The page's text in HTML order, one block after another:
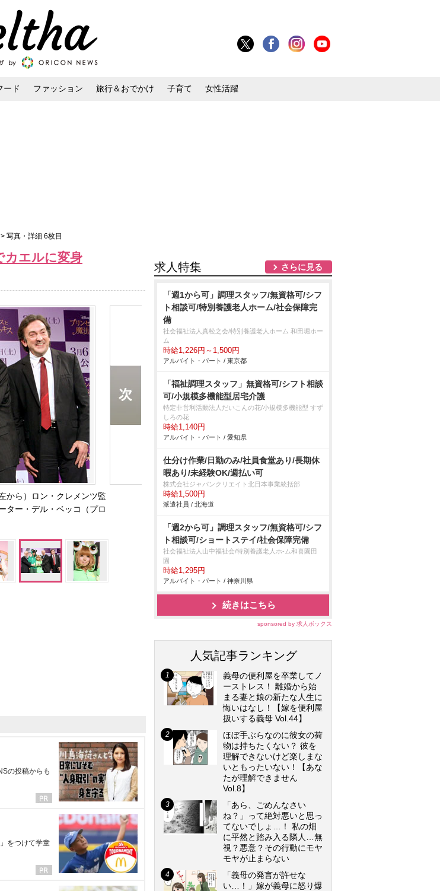
ード ファッション 旅行＆おでかけ 子育て 女性活躍
> 写真・詳細 6枚目
カエルに変身
から）ロン・クレメンツ監
ター・デル・ベッコ（プロ
の投稿からも
をつけて学童
求人特集 さらに見る
「週1から可」調理スタッフ/無資格可/シフ
ト相談可/特別養護老人ホーム/社会保障完
備
社会福祉法人真松之会/特別養護老人ホーム 和田堀ホー
ム
時給1,226円～1,500円
アルバイト・パート / 東京都
「福祉調理スタッフ」無資格可/シフト相談
可/小規模多機能型居宅介護
特定非営利活動法人だいこんの花/小規模多機能型 すず
しろの花
時給1,140円
アルバイト・パート / 愛知県
仕分け作業/日勤のみ/社員食堂あり/長期休
暇あり/未経験OK/週払い可
株式会社ジャパンクリエイト北日本事業統括部
時給1,500円
派遣社員 / 北海道
「週2から可」調理スタッフ/無資格可/シフ
ト相談可/ショートステイ/社会保障完備
社会福祉法人山中福祉会/特別養護老人ホ-ム和喜園田
園
時給1,295円
アルバイト・パート / 神奈川県
続きはこちら
sponsored by 求人ボックス
人気記事ランキング
義母の便利屋を卒業してノ
ーストレス！ 離婚から始
まる妻と娘の新たな人生に
悔いはなし！【嫁を便利屋
扱いする義母 Vol.44】
ほぼ手ぶらなのに彼女の荷
物は持ちたくない？ 彼を
理解できないけど楽しまな
いともったいない！【あな
たが理解できません
Vol.8】
「あら、ごめんなさい
ね？」って絶対悪いと思っ
てないでしょ…！ 私の畑
に平然と踏み入る隣人…無
視？悪意？その行動にモヤ
モヤが止まらない
「義母の発言が許せな
い…！」嫁が義母に怒り爆